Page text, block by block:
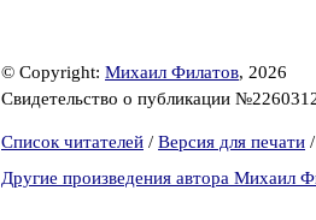
© Copyright: Михаил Филатов, 2026
Свидетельство о публикации
Список читателей / Версия для печати /
Другие произведения автора Михаил